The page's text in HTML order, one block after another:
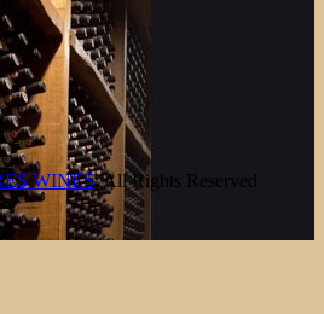
WINES. All Rights Reserved